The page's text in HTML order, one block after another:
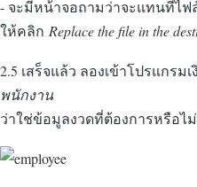
- จะมีหน้าจอถามว่าจะแทนที่ไฟล์
ให้คลิก Replace the file in the
2.5 เสร็จแล้ว ลองเข้าโปรแกรม
พนักงาน
ว่าใช่ข้อมูลงวดที่ต้องการหรือไ